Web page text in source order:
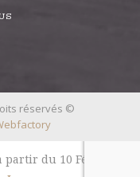
réservés ©
du 10 Février